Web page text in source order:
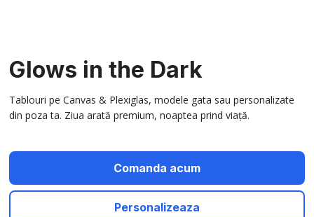
Glows in the Dark
Tablouri pe Canvas & Plexiglas, modele gata sau personalizate
din poza ta. Ziua arată premium, noaptea prind viață.
Comanda acum
Personalizeaza